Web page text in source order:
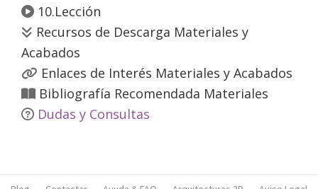
10.Lección
Recursos de Descarga Materiales y
Acabados
Enlaces de Interés Materiales y Acabados
Bibliografía Recomendada Materiales
Dudas y Consultas